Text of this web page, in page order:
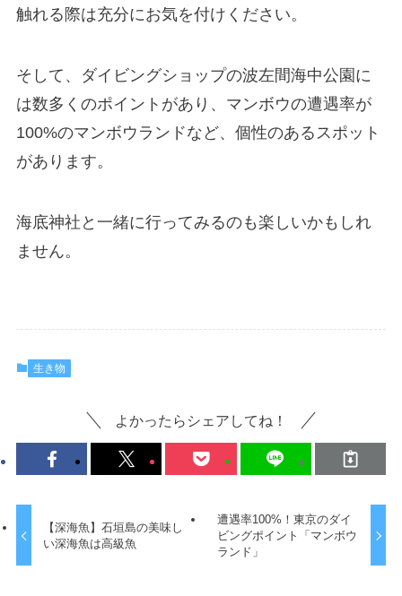
触れる際は充分にお気を付けください。
そして、ダイビングショップの波左間海中公園に
は数多くのポイントがあり、マンボウの遭遇率が
100%のマンボウランドなど、個性のあるスポット
があります。
海底神社と一緒に行ってみるのも楽しいかもしれ
ません。
生き物
よかったらシェアしてね！
【深海魚】石垣島の美味し
い深海魚は高級魚
遭遇率100%！東京のダイ
ビングポイント「マンボウ
ランド」